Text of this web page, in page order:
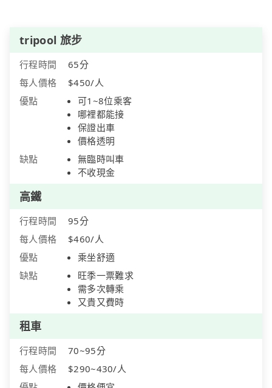
tripool 旅步
行程時間
65分
每人價格
$450/人
優點
可1~8位乘客
哪裡都能接
保證出車
價格透明
缺點
無臨時叫車
不收現金
高鐵
行程時間
95分
每人價格
$460/人
優點
乘坐舒適
缺點
旺季一票難求
需多次轉乘
又貴又費時
租車
行程時間
70~95分
每人價格
$290~430/人